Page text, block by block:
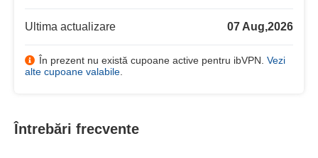
Ultima actualizare 07 Aug,2026
În prezent nu există cupoane active pentru ibVPN. Vezi
alte cupoane valabile
Întrebări frecvente